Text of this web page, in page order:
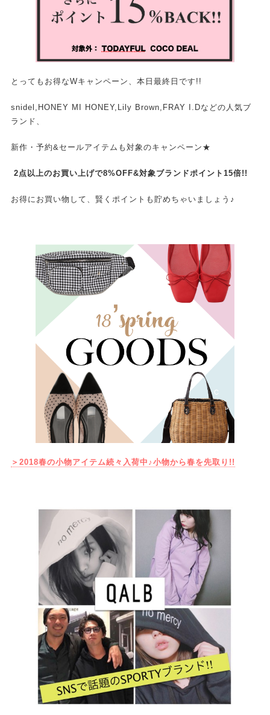
とってもお得なWキャンペーン、本日最終日です!!
snidel,HONEY MI HONEY,Lily Brown,FRAY I.Dなどの人気ブ
ランド、
新作・予約&セールアイテムも対象のキャンペーン★
2点以上のお買い上げで8%OFF&対象ブランドポイント15倍!!
お得にお買い物して、賢くポイントも貯めちゃいましょう♪
＞2018春の小物アイテム続々入荷中♪小物から春を先取り!!